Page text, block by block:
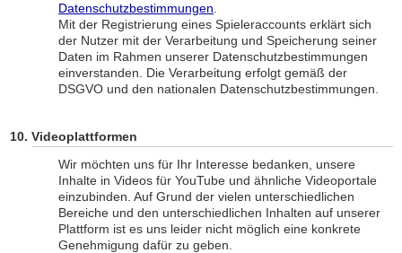
Datenschutzbestimmungen
Mit der Registrierung eines Spieleraccounts erklärt sich
der Nutzer mit der Verarbeitung und Speicherung seiner
Daten im Rahmen unserer Datenschutzbestimmungen
einverstanden. Die Verarbeitung erfolgt gemäß der
DSGVO und den nationalen Datenschutzbestimmungen.
Videoplattformen
Wir möchten uns für Ihr Interesse bedanken, unsere
Inhalte in Videos für YouTube und ähnliche Videoportale
einzubinden. Auf Grund der vielen unterschiedlichen
Bereiche und den unterschiedlichen Inhalten auf unserer
Plattform ist es uns leider nicht möglich eine konkrete
Genehmigung dafür zu geben.